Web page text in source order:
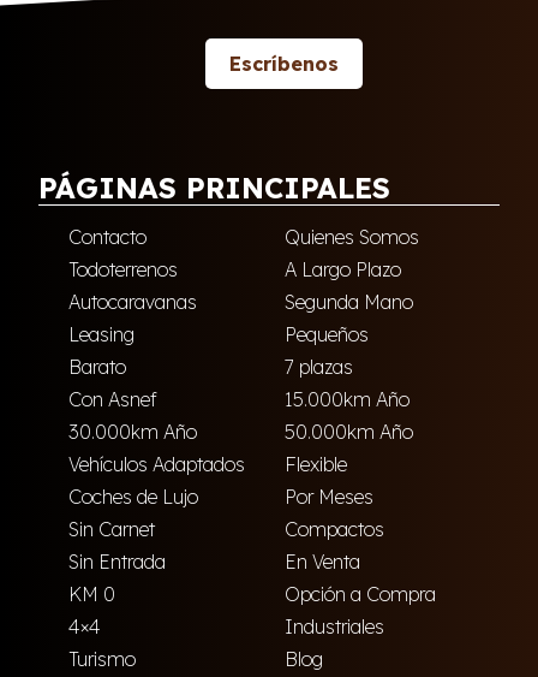
Escríbenos
PÁGINAS PRINCIPALES
Contacto
Quienes Somos
Todoterrenos
A Largo Plazo
Autocaravanas
Segunda Mano
Leasing
Pequeños
Barato
7 plazas
Con Asnef
15.000km Año
30.000km Año
50.000km Año
Vehículos Adaptados
Flexible
Coches de Lujo
Por Meses
Sin Carnet
Compactos
Sin Entrada
En Venta
KM 0
Opción a Compra
4×4
Industriales
Turismo
Blog